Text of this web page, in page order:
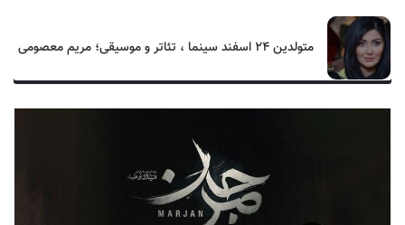
متولدین ۲۴ اسفند سینما ، تئاتر و موسیقی؛ مریم معصومی